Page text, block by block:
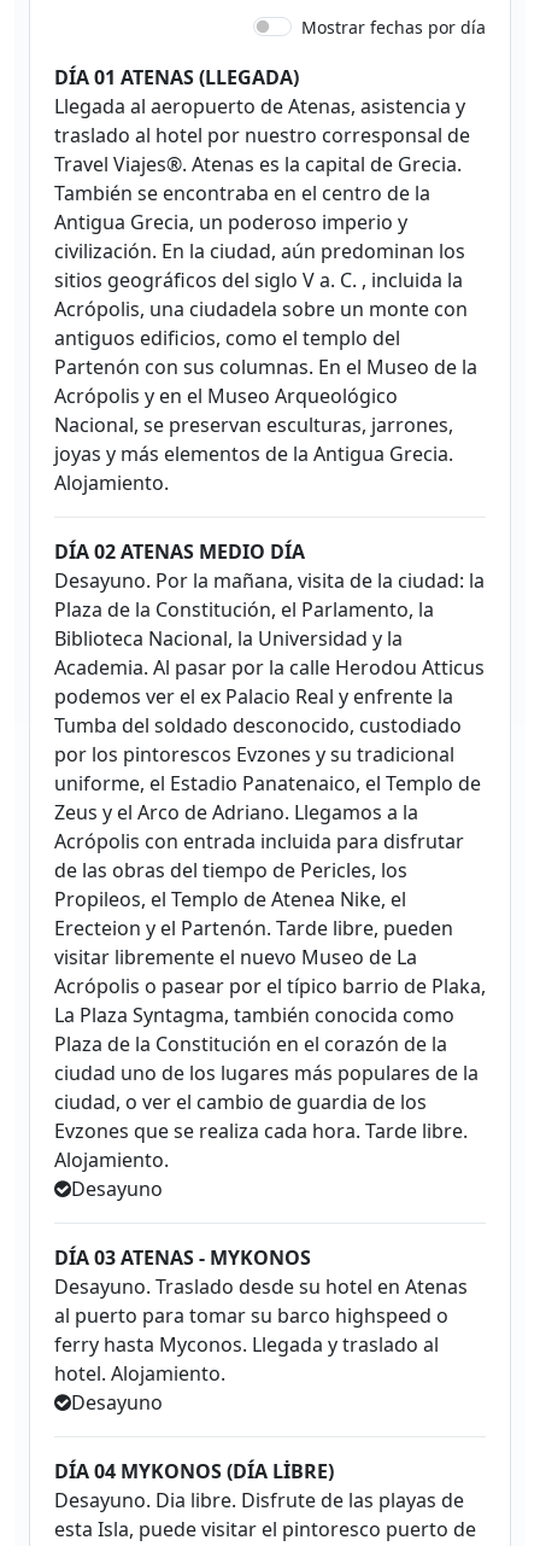
Mostrar fechas por día
DÍA 01 ATENAS (LLEGADA)
Llegada al aeropuerto de Atenas, asistencia y
traslado al hotel por nuestro corresponsal de
Travel Viajes®. Atenas es la capital de Grecia.
También se encontraba en el centro de la
Antigua Grecia, un poderoso imperio y
civilización. En la ciudad, aún predominan los
sitios geográficos del siglo V a. C. , incluida la
Acrópolis, una ciudadela sobre un monte con
antiguos edificios, como el templo del
Partenón con sus columnas. En el Museo de la
Acrópolis y en el Museo Arqueológico
Nacional, se preservan esculturas, jarrones,
joyas y más elementos de la Antigua Grecia.
Alojamiento.
DÍA 02 ATENAS MEDIO DÍA
Desayuno. Por la mañana, visita de la ciudad: la
Plaza de la Constitución, el Parlamento, la
Biblioteca Nacional, la Universidad y la
Academia. Al pasar por la calle Herodou Atticus
podemos ver el ex Palacio Real y enfrente la
Tumba del soldado desconocido, custodiado
por los pintorescos Evzones y su tradicional
uniforme, el Estadio Panatenaico, el Templo de
Zeus y el Arco de Adriano. Llegamos a la
Acrópolis con entrada incluida para disfrutar
de las obras del tiempo de Pericles, los
Propileos, el Templo de Atenea Nike, el
Erecteion y el Partenón. Tarde libre, pueden
visitar libremente el nuevo Museo de La
Acrópolis o pasear por el típico barrio de Plaka,
La Plaza Syntagma, también conocida como
Plaza de la Constitución en el corazón de la
ciudad uno de los lugares más populares de la
ciudad, o ver el cambio de guardia de los
Evzones que se realiza cada hora. Tarde libre.
Alojamiento.
Desayuno
DÍA 03 ATENAS - MYKONOS
Desayuno. Traslado desde su hotel en Atenas
al puerto para tomar su barco highspeed o
ferry hasta Myconos. Llegada y traslado al
hotel. Alojamiento.
Desayuno
DÍA 04 MYKONOS (DÍA LİBRE)
Desayuno. Dia libre. Disfrute de las playas de
esta Isla, puede visitar el pintoresco puerto de